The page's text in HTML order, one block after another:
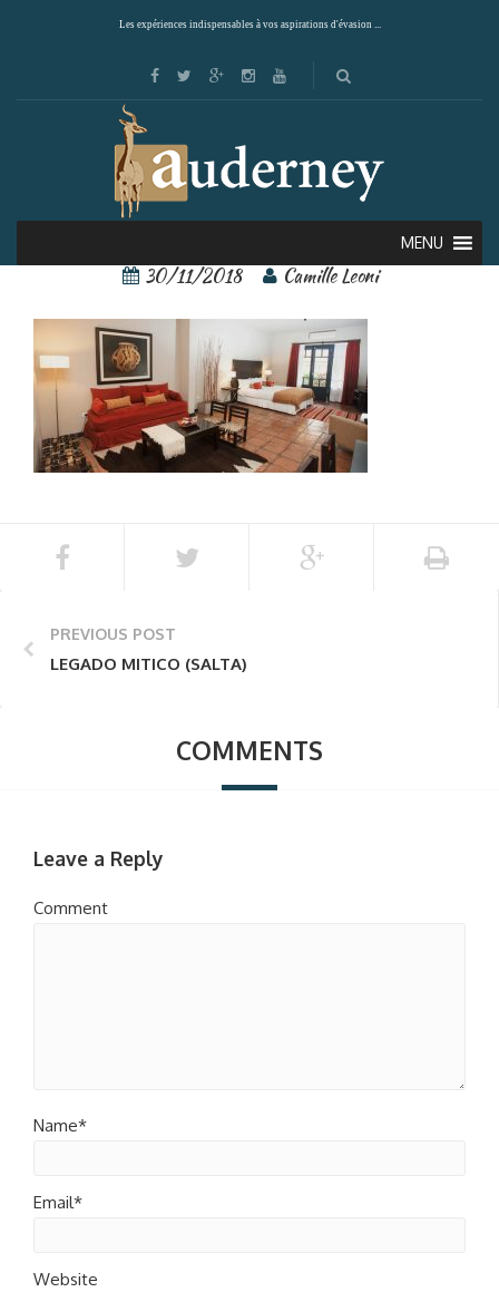
Les expériences indispensables à vos aspirations d'évasion ...
MENU
51215040[1]
30/11/2018 Camille Leoni
PREVIOUS POST
LEGADO MITICO (SALTA)
COMMENTS
Leave a Reply
Comment
Name*
Email*
Website